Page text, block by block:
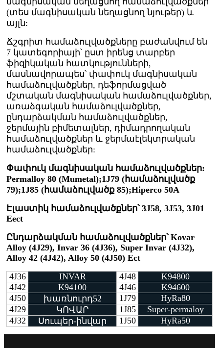
(տես մագնիսական նեղացնող նյութեր) և
այլն:
Ճշգրիտ համաձուլվածքները բաժանվում են
7 կատեգորիայի՝ ըստ իրենց տարբեր
ֆիզիկական հատկությունների,
մասնավորապես՝ փափուկ մագնիսական
համաձուլվածքներ, դեֆորմացված
մշտական ​​մագնիսական համաձուլվածքներ,
առաձգական համաձուլվածքներ,
ընդարձակման համաձուլվածքներ,
ջերմային բիմետալներ, դիմադրողական
համաձուլվածքներ և ջերմաէլեկտրական
համաձուլվածքներ:
Փափուկ մագնիսական համաձուլվածքներ:
Permalloy 80 (Mumetal);1J79 (համաձուլվածք
79);1J85 (համաձուլվածք 85);Hiperco 50A
Էլաստիկ համաձուլվածքներ՝ 3J58, 3J53, 3J01
Eect
Ընդարձակման համաձուլվածքներ՝ Kovar
Alloy (4J29), Invar 36 (4J36), Super Invar (4J32),
Alloy 42 (4J42), Alloy 50 (4J50) Ect
4J36
INVAR 4J48
K94800
4J42
K94100 4J46
K94600
4J50
խառնուրդ52 1J79
HyRa80
4J29
ԿՈՎԱՐ 1J85
Super-permaloy
4J32
Սուպեր-ինվար 1J50 HyRa50